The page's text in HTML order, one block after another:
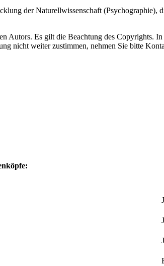
der Naturellwissenschaft (Psychographie),
Es gilt die Beachtung des Copyrights.
nicht weiter zustimmen, nehmen Sie bitte